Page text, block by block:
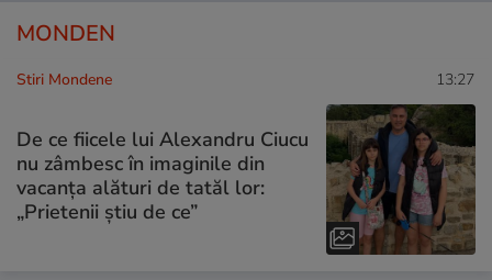
MONDEN
Stiri Mondene 13:27
De ce fiicele lui Alexandru Ciucu
nu zâmbesc în imaginile din
vacanța alături de tatăl lor:
„Prietenii știu de ce”